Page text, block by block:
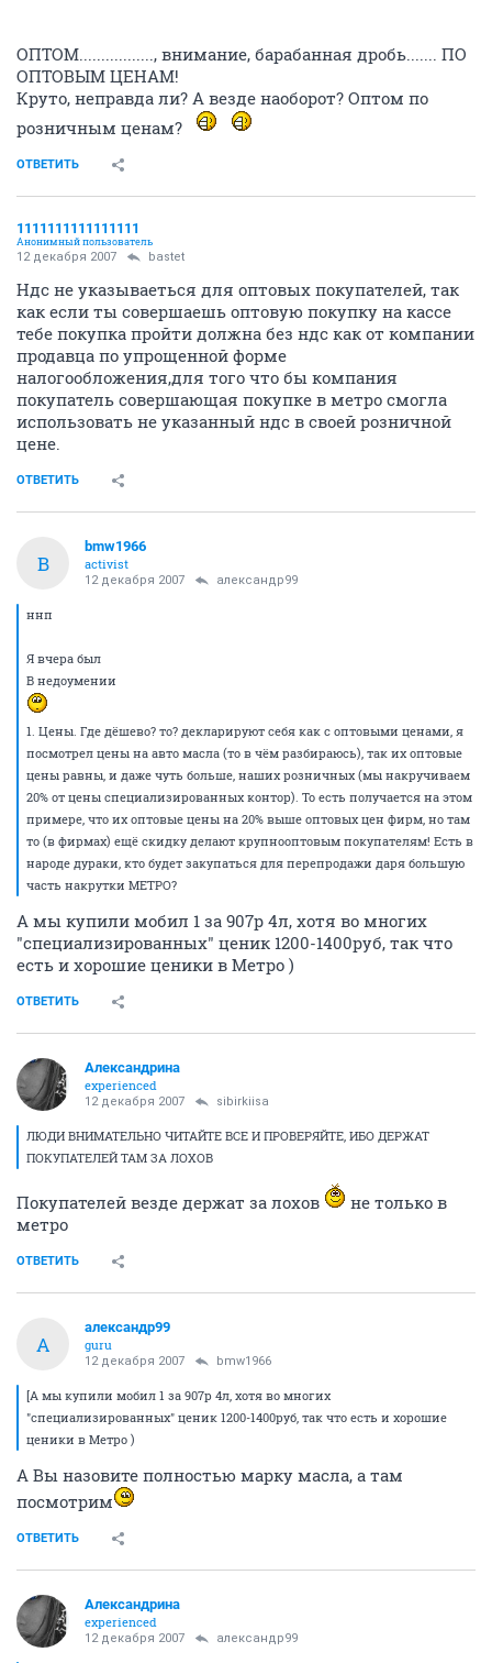
ОПТОМ................., внимание, барабанная дробь....... ПО
ОПТОВЫМ ЦЕНАМ!
Круто, неправда ли? А везде наоборот? Оптом по
розничным ценам?
ОТВЕТИТЬ
1111111111111111
Анонимный пользователь
12 декабря 2007 bastet
Ндс не указываеться для оптовых покупателей, так
как если ты совершаешь оптовую покупку на кассе
тебе покупка пройти должна без ндс как от компании
продавца по упрощенной форме
налогообложения,для того что бы компания
покупатель совершающая покупке в метро смогла
использовать не указанный ндс в своей розничной
цене.
ОТВЕТИТЬ
B
bmw1966
activist
12 декабря 2007 александр99
ннп
Я вчера был
В недоумении
1. Цены. Где дёшево? то? декларируют себя как с оптовыми ценами, я
посмотрел цены на авто масла (то в чём разбираюсь), так их оптовые
цены равны, и даже чуть больше, наших розничных (мы накручиваем
20% от цены специализированных контор). То есть получается на этом
примере, что их оптовые цены на 20% выше оптовых цен фирм, но там
то (в фирмах) ещё скидку делают крупнооптовым покупателям! Есть в
народе дураки, кто будет закупаться для перепродажи даря большую
часть накрутки МЕТРО?
А мы купили мобил 1 за 907р 4л, хотя во многих
"специализированных" ценик 1200-1400руб, так что
есть и хорошие ценики в Метро )
ОТВЕТИТЬ
Александрина
experienced
12 декабря 2007 sibirkiisa
ЛЮДИ ВНИМАТЕЛЬНО ЧИТАЙТЕ ВСЕ И ПРОВЕРЯЙТЕ, ИБО ДЕРЖАТ
ПОКУПАТЕЛЕЙ ТАМ ЗА ЛОХОВ
Покупателей везде держат за лохов
не только в
метро
ОТВЕТИТЬ
А
александр99
guru
12 декабря 2007 bmw1966
[А мы купили мобил 1 за 907р 4л, хотя во многих
"специализированных" ценик 1200-1400руб, так что есть и хорошие
ценики в Метро )
А Вы назовите полностью марку масла, а там
посмотрим
ОТВЕТИТЬ
Александрина
experienced
12 декабря 2007 александр99